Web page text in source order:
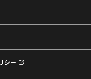
シー